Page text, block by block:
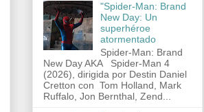
"Spider-Man: Brand
New Day: Un
superhéroe
atormentado
Spider-Man: Brand
New Day AKA Spider-Man 4
(2026), dirigida por Destin Daniel
Cretton con Tom Holland, Mark
Ruffalo, Jon Bernthal, Zend...